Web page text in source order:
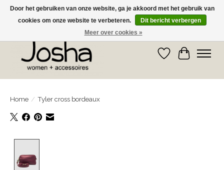
GRATIS OPHALEN IN DE WINKEL EN GRATIS VERZENDING VANAF € 75,00
Verlanglijst
Home / Tyler cross bordeaux
Door het gebruiken van onze website, ga je akkoord met het gebruik van
cookies om onze website te verbeteren.
Dit bericht verbergen
Meer over cookies »